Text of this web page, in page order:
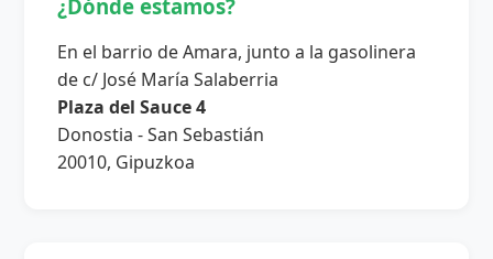
¿Dónde estamos?
En el barrio de Amara, junto a la gasolinera
de c/ José María Salaberria
Plaza del Sauce 4
Donostia - San Sebastián
20010, Gipuzkoa